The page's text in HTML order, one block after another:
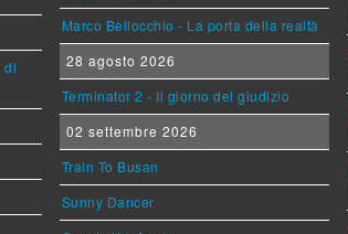
di
Marco Bellocchio - La porta della realtà
28 agosto 2026
Terminator 2 - Il giorno del giudizio
02 settembre 2026
Train To Busan
Sunny Dancer